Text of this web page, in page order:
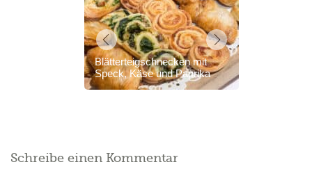
Blätterteigschnecken mit
Speck, Käse und Paprika
Schreibe einen Kommentar